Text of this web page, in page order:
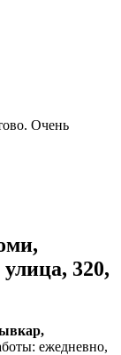
Очень
320,
ежедневно,